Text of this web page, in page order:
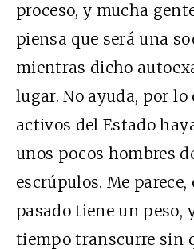
proceso, y mucha
piensa que será una
mientras dicho
lugar. No ayuda, por lo
activos del Estado
unos pocos hombres
escrúpulos. Me parece,
pasado tiene un peso,
tiempo transcurre sin